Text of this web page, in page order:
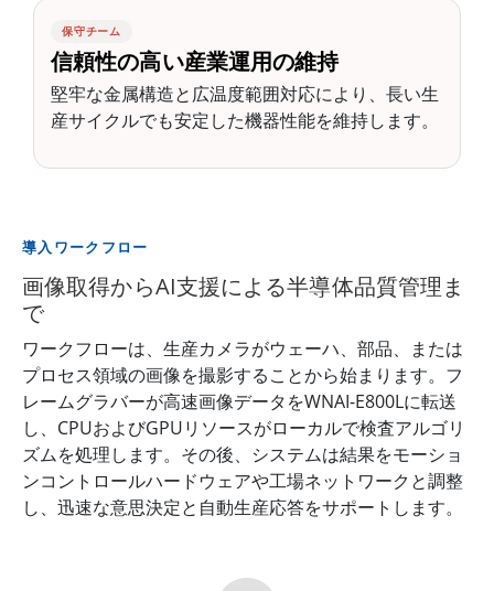
保守チーム
信頼性の高い産業運用の維持
堅牢な金属構造と広温度範囲対応により、長い生
産サイクルでも安定した機器性能を維持します。
導入ワークフロー
画像取得からAI支援による半導体品質管理ま
で
ワークフローは、生産カメラがウェーハ、部品、または
プロセス領域の画像を撮影することから始まります。フ
レームグラバーが高速画像データをWNAI-E800Lに転送
し、CPUおよびGPUリソースがローカルで検査アルゴリ
ズムを処理します。その後、システムは結果をモーショ
ンコントロールハードウェアや工場ネットワークと調整
し、迅速な意思決定と自動生産応答をサポートします。